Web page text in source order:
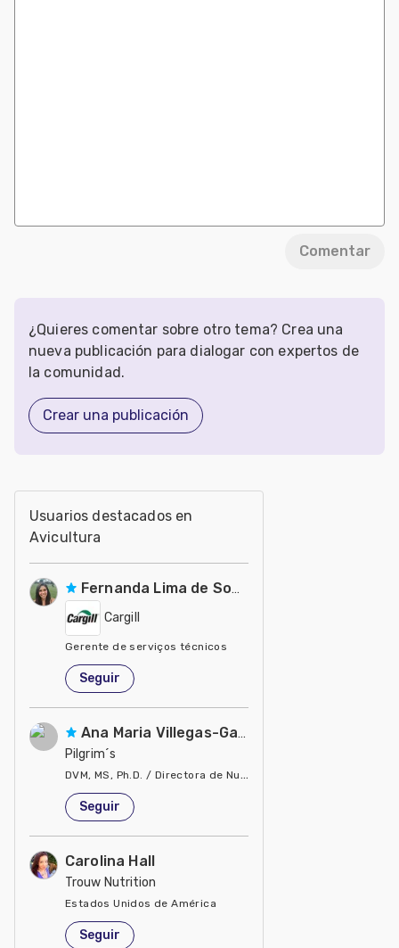
Comentar
¿Quieres comentar sobre otro tema? Crea una
nueva publicación para dialogar con expertos de
la comunidad.
Crear una publicación
Usuarios destacados en
Avicultura
Fernanda Lima de Souza Castro
Cargill
Gerente de serviços técnicos
Estados Unidos de América
Seguir
Ana Maria Villegas-Gamble
Pilgrim´s
DVM, MS, Ph.D. / Directora de Nutrición
Estados Unidos de América
Seguir
Carolina Hall
Trouw Nutrition
Estados Unidos de América
Seguir